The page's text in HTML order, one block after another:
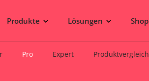
Produkte Lösungen Shop
Pro Expert Produktvergleich